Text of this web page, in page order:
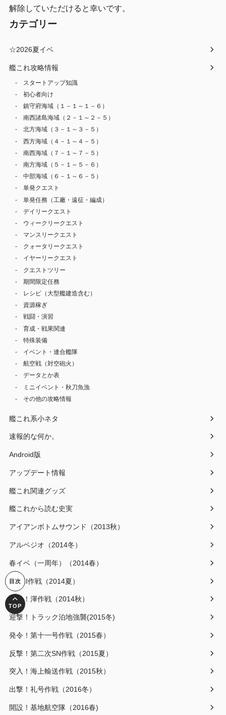
解除していただけると幸いです。
カテゴリー
☆2026夏イベ
艦これ攻略情報
スタートアップ知識
初心者向け
鎮守府海域（１－１～１－６）
南西諸島海域（２－１～２－５）
北方海域（３－１～３－５）
西方海域（４－１～４－５）
南西海域（７－１～７－５）
南方海域（５－１～５－６）
中部海域（６－１～６－５）
単発クエスト
単発任務（工廠・遠征・編成）
デイリークエスト
ウィークリークエスト
マンスリークエスト
クォータリークエスト
イヤーリークエスト
クエストツリー
期間限定任務
レシピ（大型艦建造含む）
資源稼ぎ
戦闘・演習
育成・戦果関連
特殊装備
イベント・連合艦隊
航空戦（対空砲火）
データとか表
ミニイベント・秋刀魚漁
その他の攻略情報
艦これ系小ネタ
速報的な何か。
Android版
アップデート情報
艦これ関連グッズ
艦これから読む史実
アイアンボトムサウンド（2013秋）
アルペジオ（2014冬）
春イベ（一周年）（2014春）
AL/MI作戦（2014夏）
発動！渾作戦（2014秋）
迎撃！トラック泊地強襲(2015冬)
発令！第十一号作戦（2015春）
反撃！第二次SN作戦（2015夏）
突入！海上輸送作戦（2015秋）
出撃！礼号作戦（2016冬）
開設！基地航空隊（2016春)